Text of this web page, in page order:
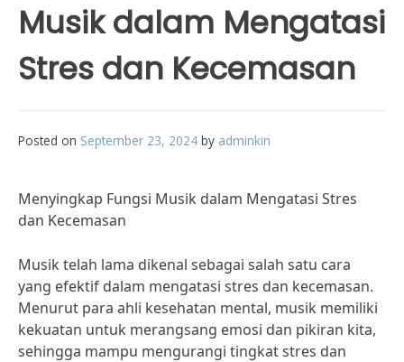
Musik dalam Mengatasi
Stres dan Kecemasan
Posted on September 23, 2024 by adminkin
Menyingkap Fungsi Musik dalam Mengatasi Stres
dan Kecemasan
Musik telah lama dikenal sebagai salah satu cara
yang efektif dalam mengatasi stres dan kecemasan.
Menurut para ahli kesehatan mental, musik memiliki
kekuatan untuk merangsang emosi dan pikiran kita,
sehingga mampu mengurangi tingkat stres dan